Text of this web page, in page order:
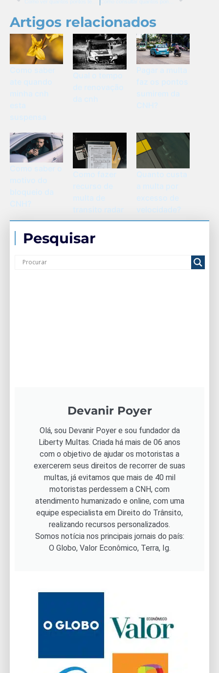
Artigos relacionados
transito radar
velocidade?
Pesquisar
Devanir Poyer
Olá, sou Devanir Poyer e sou fundador da
Liberty Multas. Criada há mais de 06 anos
com o objetivo de ajudar os motoristas a
exercerem seus direitos de recorrer de suas
multas, já evitamos que mais de 40 mil
motoristas perdessem a CNH, com
atendimento humanizado e online, com uma
equipe especialista em Direito do Trânsito,
realizando recursos personalizados.
Somos notícia nos principais jornais do país:
O Globo, Valor Econômico, Terra, Ig.